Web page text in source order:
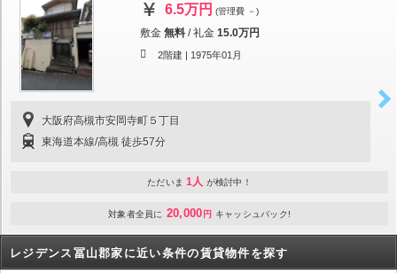
6.5万円 (管理費 －)
敷金 無料 /礼金 15.0万円
2階建 | 1975年01月
大阪府高槻市安岡寺町５丁目
東海道本線/高槻 徒歩57分
ただいま 1人 が検討中！
対象者全員に 20,000 円 キャッシュバック!
レジデンス冨山郡家に近い条件の賃貸物件を探す